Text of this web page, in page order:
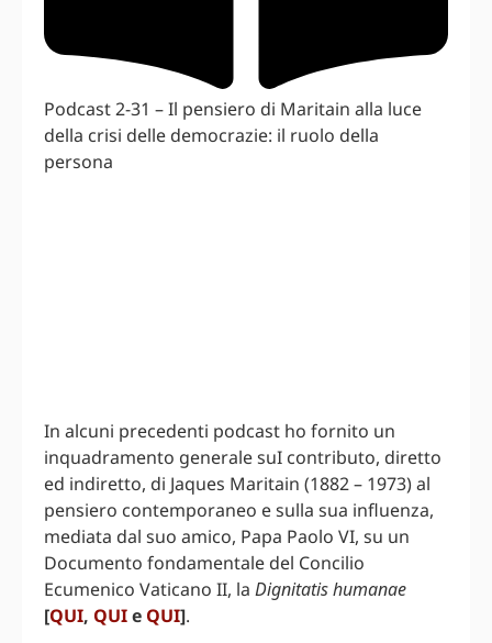
Podcast 2-31 – Il pensiero di Maritain alla luce
della crisi delle democrazie: il ruolo della
persona
In alcuni precedenti podcast ho fornito un
inquadramento generale suI contributo, diretto
ed indiretto, di Jaques Maritain (1882 – 1973) al
pensiero contemporaneo e sulla sua influenza,
mediata dal suo amico, Papa Paolo VI, su un
Documento fondamentale del Concilio
Ecumenico Vaticano II, la Dignitatis humanae
[QUI, QUIe QUI].